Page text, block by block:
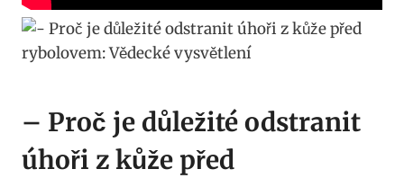
– Proč je důležité odstranit
úhoři z kůže před